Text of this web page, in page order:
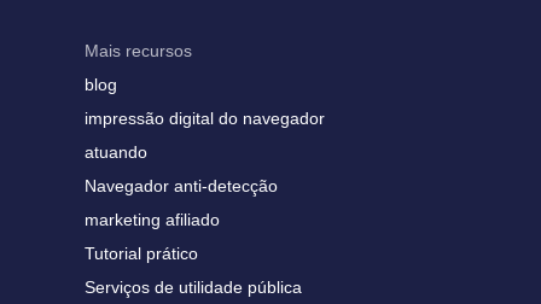
Mais recursos
blog
impressão digital do navegador
atuando
Navegador anti-detecção
marketing afiliado
Tutorial prático
Serviços de utilidade pública